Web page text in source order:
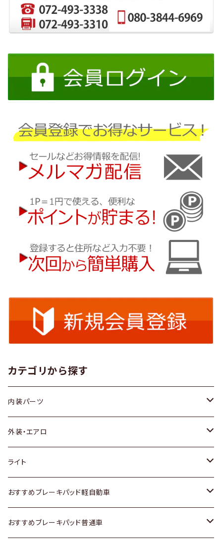
カテゴリから探す
内装パーツ
トヨタ
ホンダ
スズキ
日産
外装・エアロ
トヨタ
ホンダ
スズキ
ライト
トヨタ
スズキ
おすすめブレーキパッド軽自動車
トヨタ
おすすめブレーキパッド普通車